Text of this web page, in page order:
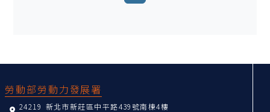
勞動部勞動力發展署
24219 新北市新莊區中平路439號南棟4樓